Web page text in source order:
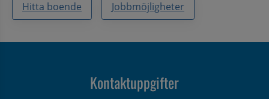
Hitta boende Jobbmöjligheter
Kontaktuppgifter